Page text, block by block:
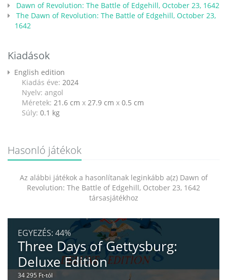
Dawn of Revolution: The Battle of Edgehill, October 23, 1642
The Dawn of Revolution: The Battle of Edgehill, October 23,
1642
Kiadások
English edition
Kiadás éve: 2024
Nyelv: angol
Méretek: 21.6 cm x 27.9 cm x 0.5 cm
Súly: 0.1 kg
Hasonló játékok
Az alábbi játékok a hasonlítanak leginkább a(z) Dawn of
Revolution: The Battle of Edgehill, October 23, 1642
társasjátékhoz
EGYEZÉS: 44%
Three Days of Gettysburg:
Deluxe Edition
34 295 Ft-tól